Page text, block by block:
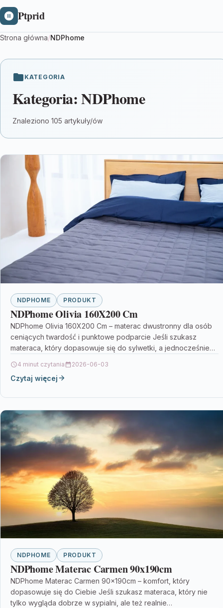
Ptprid
Strona główna/NDPhome
KATEGORIA
Kategoria:NDPhome
Znaleziono 105 artykuły/ów
NDPHOME PRODUKT
NDPhome Olivia 160X200 Cm
NDPhome Olivia 160X200 Cm – materac dwustronny dla osób
ceniących twardość i punktowe podparcie Jeśli szukasz
materaca, który dopasowuje się do sylwetki, a jednocześnie…
4 minut czytania 2026-06-03
Czytaj więcej
NDPHOME PRODUKT
NDPhome Materac Carmen 90x190cm
NDPhome Materac Carmen 90x190cm – komfort, który
dopasowuje się do Ciebie Jeśli szukasz materaca, który nie
tylko wygląda dobrze w sypialni, ale też realnie…